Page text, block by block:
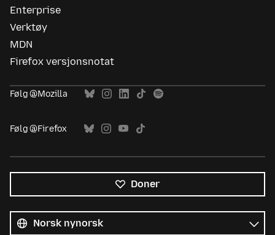
Enterprise
Verktøy
MDN
Firefox versjonsnotat
Følg @Mozilla
Følg @Firefox
Doner
språk
Språk